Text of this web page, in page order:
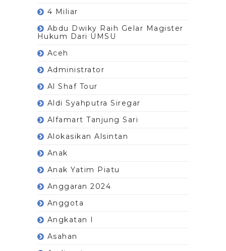
4 Miliar
Abdu Dwiky Raih Gelar Magister
Hukum Dari UMSU
Aceh
Administrator
Al Shaf Tour
Aldi Syahputra Siregar
Alfamart Tanjung Sari
Alokasikan Alsintan
Anak
Anak Yatim Piatu
Anggaran 2024
Anggota
Angkatan I
Asahan